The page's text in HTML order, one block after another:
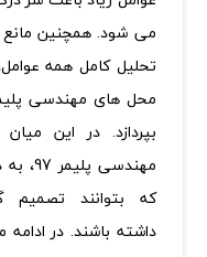
می شود. همچنین مانع
تحلیل کامل همه
محل های مهندسی
بپردازد. در این
که بتوانند تصمیم
داشته باشند. در